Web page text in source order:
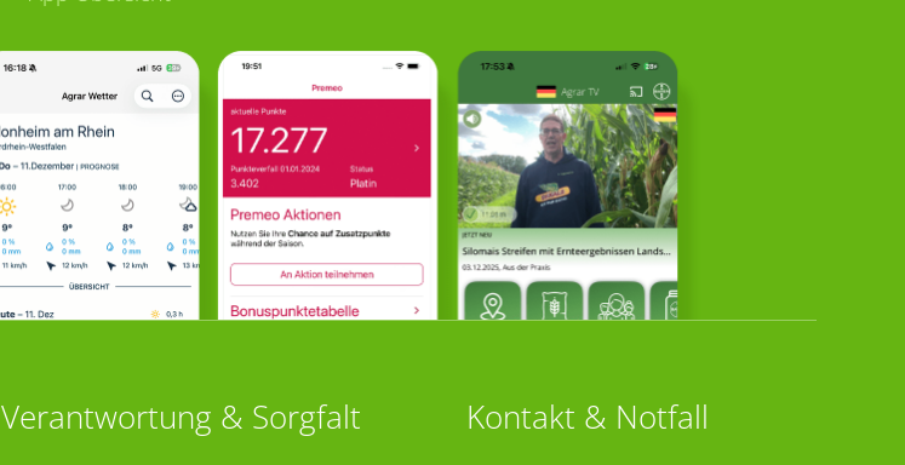
Verantwortung & Sorgfalt Kontakt & Notfall